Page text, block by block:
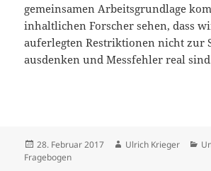
gemeinsamen Arbeitsgrundlage
inhaltlichen Forscher sehen, dass
auferlegten Restriktionen nicht zur
ausdenken und Messfehler real
Veröffentlicht
am
28. Februar 2017 Autor
Ulrich Krieger
Fragebogen